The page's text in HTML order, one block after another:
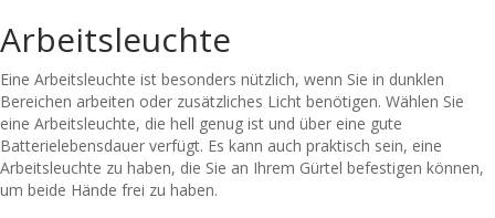
Arbeitsleuchte
Eine Arbeitsleuchte ist besonders nützlich, wenn Sie in dunklen
Bereichen arbeiten oder zusätzliches Licht benötigen. Wählen Sie
eine Arbeitsleuchte, die hell genug ist und über eine gute
Batterielebensdauer verfügt. Es kann auch praktisch sein, eine
Arbeitsleuchte zu haben, die Sie an Ihrem Gürtel befestigen können,
um beide Hände frei zu haben.